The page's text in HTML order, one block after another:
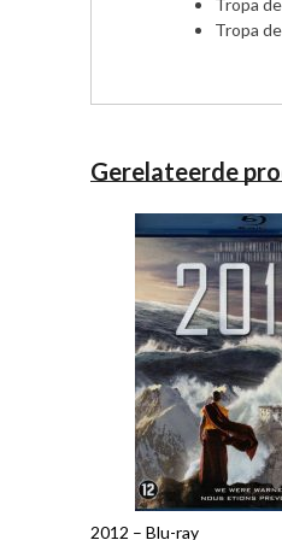
Tropa
Tropa
Gerelateerde
2012 – Blu-ray